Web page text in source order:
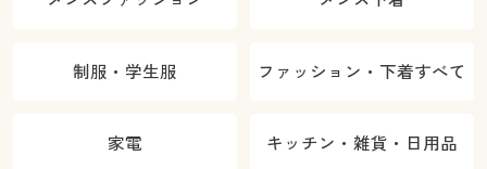
制服・学生服 ファッション・下着すべて
家電 キッチン・雑貨・日用品